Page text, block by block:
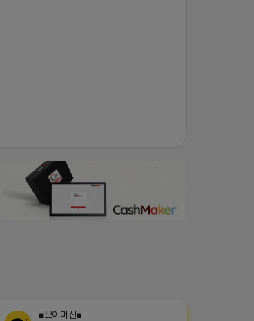
■브이머신■